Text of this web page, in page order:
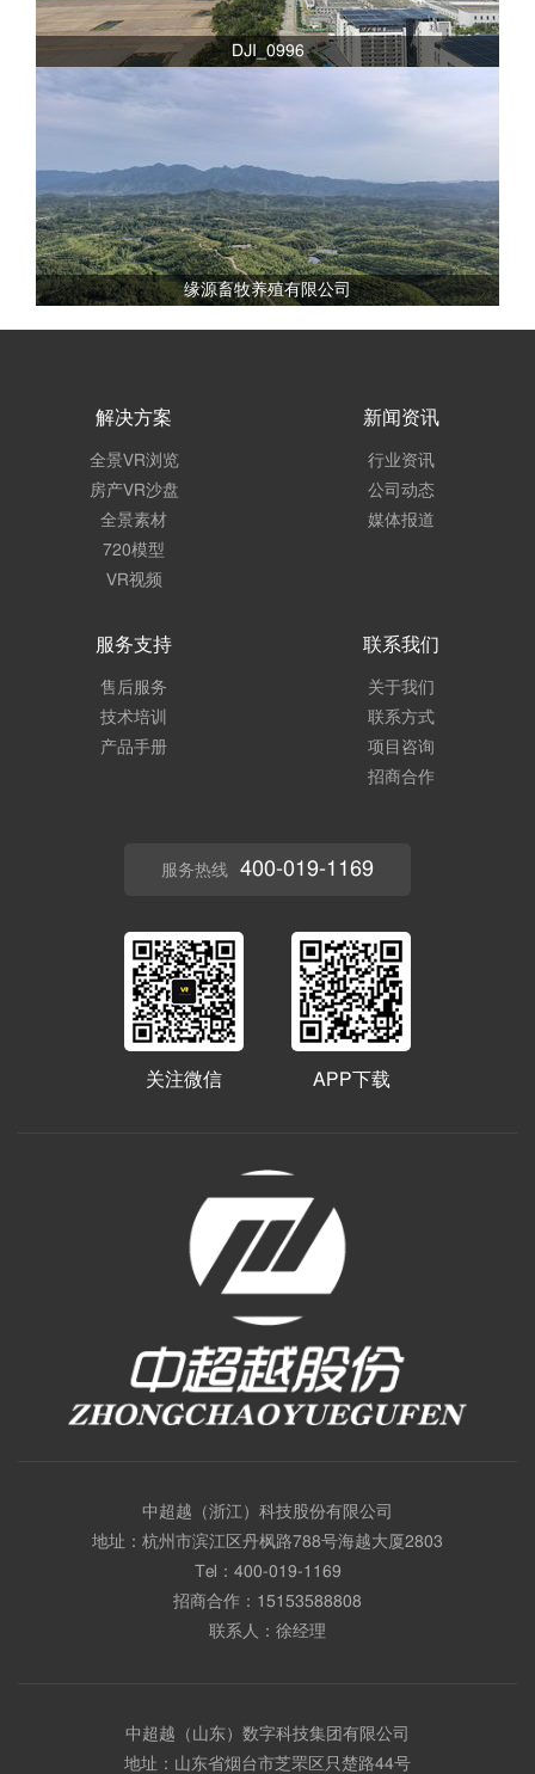
DJI_0996
缘源畜牧养殖有限公司
解决方案
全景VR浏览
房产VR沙盘
全景素材
720模型
VR视频
新闻资讯
行业资讯
公司动态
媒体报道
服务支持
售后服务
技术培训
产品手册
联系我们
关于我们
联系方式
项目咨询
招商合作
服务热线 400-019-1169
关注微信 APP下载
中超越（浙江）科技股份有限公司
地址：杭州市滨江区丹枫路788号海越大厦2803
Tel： 400-019-1169
招商合作： 15153588808
联系人：徐经理
中超越（山东）数字科技集团有限公司
地址：山东省烟台市芝罘区只楚路44号